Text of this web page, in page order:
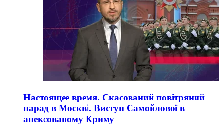
Настоящее время. Скасований повітряний
парад в Москві. Виступ Самойлової в
анексованому Криму